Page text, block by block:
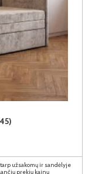
užsakomų ir sandėlyje
prekių kainų